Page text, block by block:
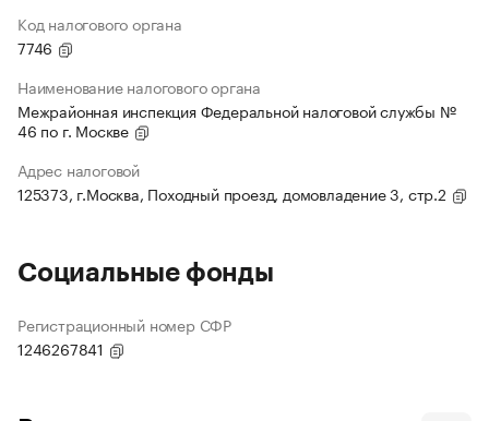
Код налогового органа
7746
Наименование налогового органа
Межрайонная инспекция Федеральной налоговой службы №
46 по г. Москве
Адрес налоговой
125373, г.Москва, Походный проезд, домовладение 3, стр.2
Социальные фонды
Регистрационный номер СФР
1246267841